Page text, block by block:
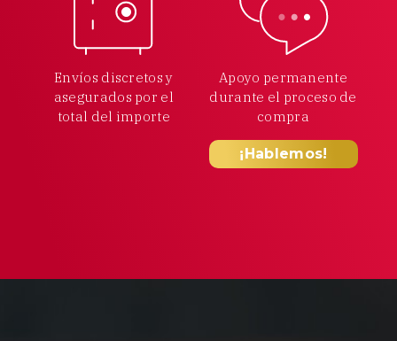
Envíos discretos y
asegurados por el
total del importe
Apoyo permanente
durante el proceso de
compra
¡Hablemos!